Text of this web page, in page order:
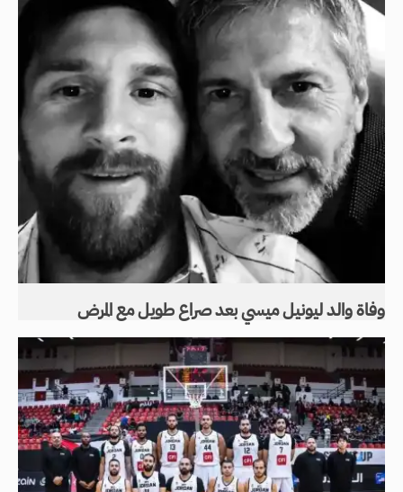
وفاة والد ليونيل ميسي بعد صراع طويل مع المرض